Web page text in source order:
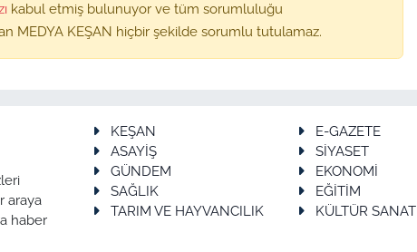
kabul etmiş bulunuyor ve tüm sorumluluğu
MEDYA KEŞAN hiçbir şekilde sorumlu tutulamaz.
araya
haber
KEŞAN
E-GAZETE
ASAYİŞ
SİYASET
GÜNDEM
EKONOMİ
SAĞLIK
EĞİTİM
TARIM VE HAYVANCILIK
KÜLTÜR SANAT